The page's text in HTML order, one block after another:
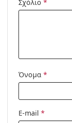
Προϊόντος /
Σχόλιο *
Όνομα *
E-mail *